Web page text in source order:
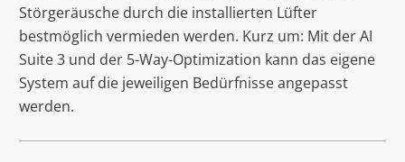
Störgeräusche durch die installierten Lüfter
bestmöglich vermieden werden. Kurz um: Mit der AI
Suite 3 und der 5-Way-Optimization kann das eigene
System auf die jeweiligen Bedürfnisse angepasst
werden.